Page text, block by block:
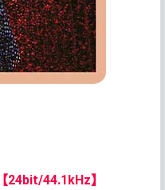
【24bit/44.1kHz】